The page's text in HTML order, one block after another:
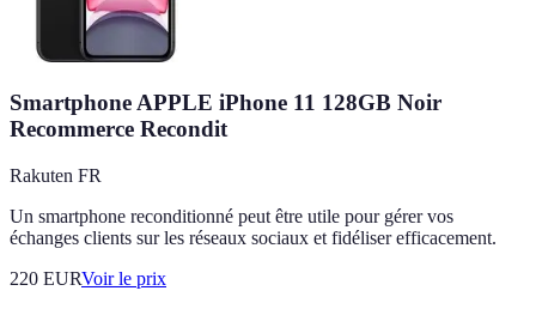
Smartphone APPLE iPhone 11 128GB Noir
Recommerce Recondit
Rakuten FR
Un smartphone reconditionné peut être utile pour gérer vos
échanges clients sur les réseaux sociaux et fidéliser efficacement.
220 EURVoir le prix